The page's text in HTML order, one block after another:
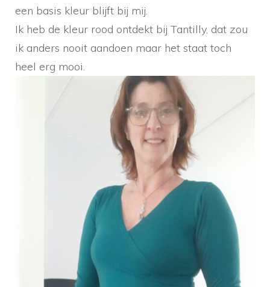
een basis kleur blijft bij mij.
Ik heb de kleur rood ontdekt bij Tantilly, dat zou
ik anders nooit aandoen maar het staat toch
heel erg mooi.